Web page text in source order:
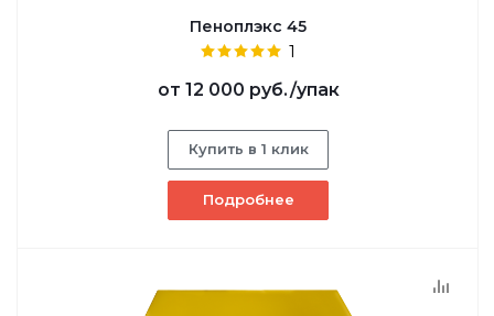
Пеноплэкс 45
1
от 12 000 руб./упак
Купить в 1 клик
Подробнее